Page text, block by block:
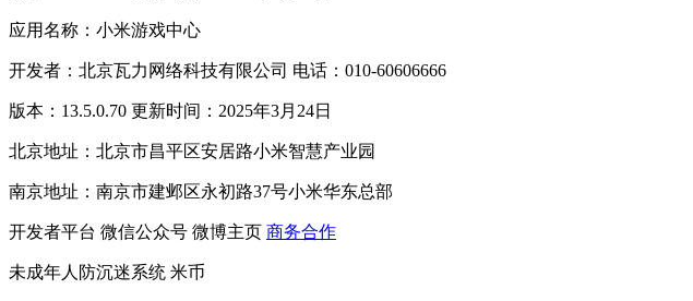
应用名称：小米游戏中心
开发者：北京瓦力网络科技有限公司 电话：010-60606666
版本：13.5.0.70 更新时间：2025年3月24日
北京地址：北京市昌平区安居路小米智慧产业园
南京地址：南京市建邺区永初路37号小米华东总部
开发者平台 微信公众号 微博主页 商务合作
未成年人防沉迷系统 米币